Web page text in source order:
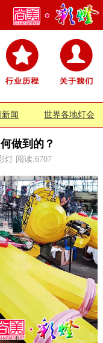
闻 世界各地灯会
做到的？
灯 阅读:6707